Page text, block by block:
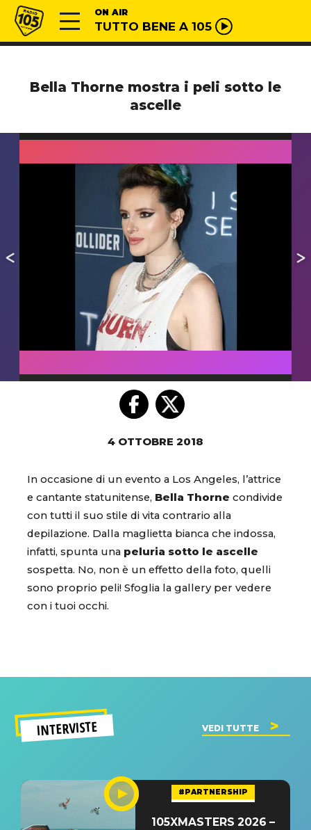
Vai al contenuto
Radio 105 ON AIR
TUTTO BENE A 105
Bella Thorne mostra i peli sotto le
ascelle
4 OTTOBRE 2018
In occasione di un evento a Los Angeles, l’attrice
e cantante statunitense, Bella Thorne condivide
con tutti il suo stile di vita contrario alla
depilazione. Dalla maglietta bianca che indossa,
infatti, spunta una peluria sotto le ascelle
sospetta. No, non è un effetto della foto, quelli
sono proprio peli! Sfoglia la gallery per vedere
con i tuoi occhi.
INTERVISTE VEDI TUTTE
#PARTNERSHIP
105XMASTERS 2026 –